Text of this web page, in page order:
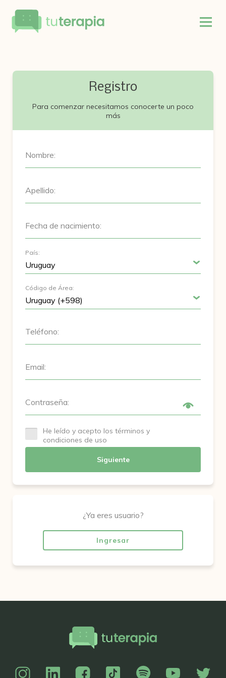
Registro
Para comenzar necesitamos conocerte un poco
más
Nombre:
Apellido:
Fecha de nacimiento:
País:
Código de Área:
Teléfono:
Email:
Contraseña:
He leído y acepto los términos y
condiciones de uso
Siguiente
¿Ya eres usuario?
Ingresar